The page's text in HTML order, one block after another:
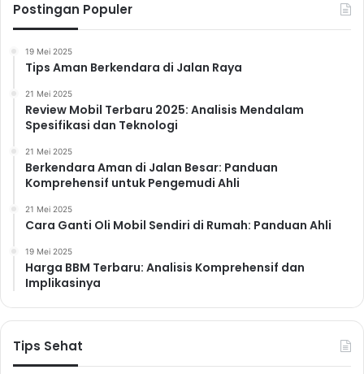
Postingan Populer
19 Mei 2025
Tips Aman Berkendara di Jalan Raya
21 Mei 2025
Review Mobil Terbaru 2025: Analisis Mendalam
Spesifikasi dan Teknologi
21 Mei 2025
Berkendara Aman di Jalan Besar: Panduan
Komprehensif untuk Pengemudi Ahli
21 Mei 2025
Cara Ganti Oli Mobil Sendiri di Rumah: Panduan Ahli
19 Mei 2025
Harga BBM Terbaru: Analisis Komprehensif dan
Implikasinya
Tips Sehat